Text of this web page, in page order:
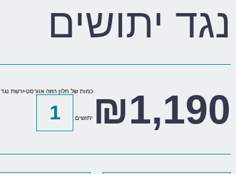
נגד יתושים
₪1,190 כמות של חלון הזזה אוורסט+רשת נגד
יתושים